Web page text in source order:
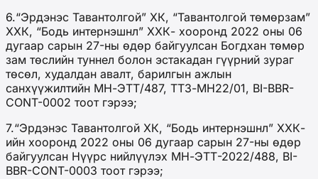
6.“Эрдэнэс Тавантолгой” ХК, “Тавантолгой төмөрзам”
ХХК, “Бодь интернэшнл” ХХК- хооронд 2022 оны 06
дугаар сарын 27-ны өдөр байгуулсан Богдхан төмөр
зам төслийн туннел болон эстакадан гүүрний зураг
төсөл, худалдан авалт, барилгын ажлын
санхүүжилтийн МН-ЭТТ/487, ТТЗ-МН22/01, BI-BBR-
CONT-0002 тоот гэрээ;
7.“Эрдэнэс Тавантолгой ХК, “Бодь интернэшнл” ХХК-
ийн хооронд 2022 оны 06 дугаар сарын 27-ны өдөр
байгуулсан Нүүрс нийлүүлэх МН-ЭТТ-2022/488, BI-
BBR-CONT-0003 тоот гэрээ;